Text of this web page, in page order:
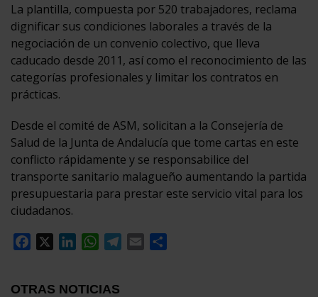
La plantilla, compuesta por 520 trabajadores, reclama
dignificar sus condiciones laborales a través de la
negociación de un convenio colectivo, que lleva
caducado desde 2011, así como el reconocimiento de las
categorías profesionales y limitar los contratos en
prácticas.
Desde el comité de ASM, solicitan a la Consejería de
Salud de la Junta de Andalucía que tome cartas en este
conflicto rápidamente y se responsabilice del
transporte sanitario malagueño aumentando la partida
presupuestaria para prestar este servicio vital para los
ciudadanos.
Facebook
LinkedInWhatsApp
Telegram
Email
OTRAS NOTICIAS